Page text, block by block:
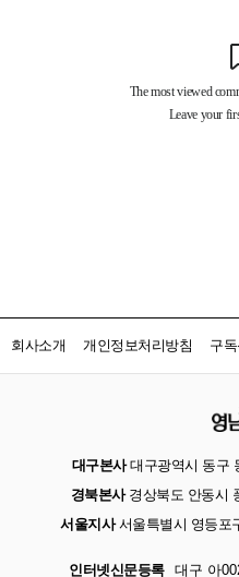
회사소개 개인정보처리방침 구
대구본사대구광역시 동구
경북본사경상북도 안동시
서울지사서울특별시 영등포
인터넷신문등록 대구 아